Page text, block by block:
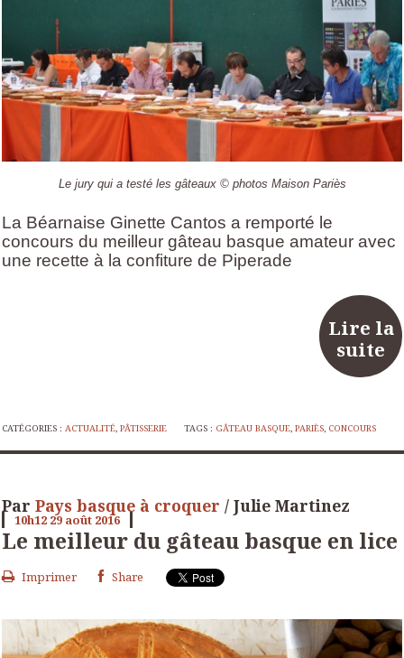
Le jury qui a testé les gâteaux © photos Maison Pariès
La Béarnaise Ginette Cantos a remporté le
concours du meilleur gâteau basque amateur avec
une recette à la confiture de Piperade
Lire la
suite
CATÉGORIES : ACTUALITÉ PÂTISSERIE TAGS : GÂTEAU BASQUE ,PARIÈS CONCOURS
Par Pays basque à croquer / Julie Martinez
10h12 29 août 2016
Le meilleur du gâteau basque en lice
Imprimer Share